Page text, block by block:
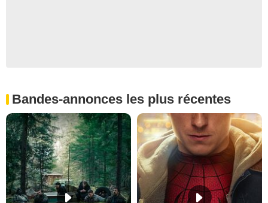
Bandes-annonces les plus récentes